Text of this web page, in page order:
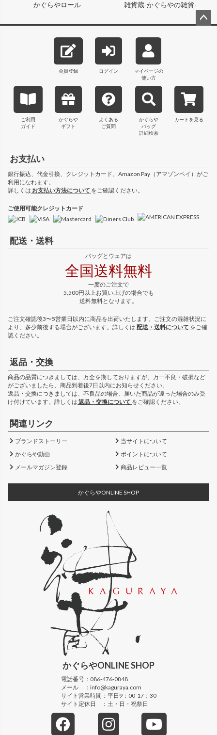
かぐらやロール 雑貨蔵-かぐらやの雑貨-
会員登録 ログイン
マイページの
使い方
ご利用
ガイド
かぐらや
ギフト
よくある
ご質問
かぐらや
バッグ
詳細検索
カートを見る
お支払い
銀行振込、代金引換、クレジットカード、Amazon Pay（アマゾンペイ）がご
利用になれます。
詳しくは お支払い方法について をご確認ください。
ご使用可能クレジットカード
配送・送料
バッグとウェアは
全国送料無料
一度のご注文で
5,500円以上お買い上げの場合でも
送料無料となります。
ご注文確認後3〜5営業日以内に商品を出荷いたします。ご注文の混雑状況に
より、多少前後する場合がございます。詳しくは 配送・送料について をご確
認ください。
返品・交換
商品の品質につきましては、万全を期しておりますが、万一不良・破損など
がございましたら、商品到着後7日以内にお知らせください。
返品・交換につきましては、不良品の場合、届いた商品が違った場合のみ受
け付けています。詳しくは 返品・交換について をご確認ください。
関連リンク
ブランドストーリー
当サイトについて
かぐらや動画
ポイントについて
メールマガジン登録
商品レビュー一覧
かぐらやONLINE SHOP
かぐらやONLINE SHOP
電話番号： 086-476-0848
メール ： info@kaguraya.com
サイト営業時間： 平日9：00-17：30
サイト定休日 ： 土・日・祝祭日